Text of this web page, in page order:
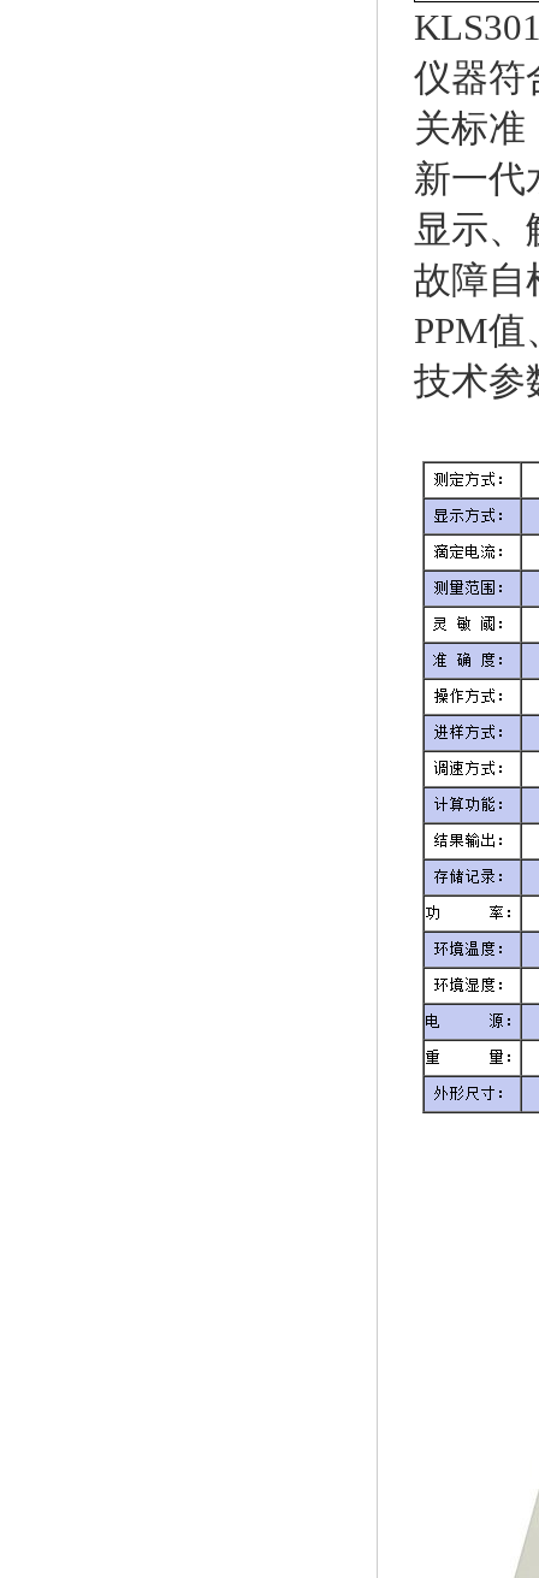
仪器符
关标准
新一代
显示、
故障自
PPM
技术参